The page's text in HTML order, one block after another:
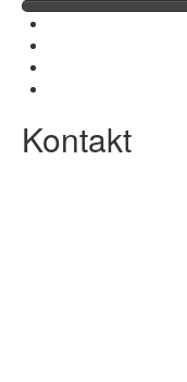
Kontakt